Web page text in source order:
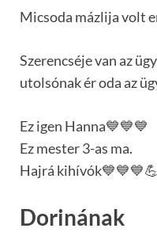
Micsoda mázlija volt
Szerencséje van az
utolsónak ér oda az
Ez igen Hanna💙💙💙
Ez mester 3-as ma.
Hajrá
Dorinának